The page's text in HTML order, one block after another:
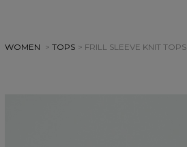
WOMEN > TOPS > FRILL SLEEVE KNIT TOPS